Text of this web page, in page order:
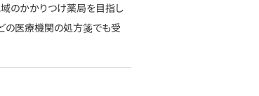
域のかかりつけ薬局を目指し
の医療機関の処方箋でも受